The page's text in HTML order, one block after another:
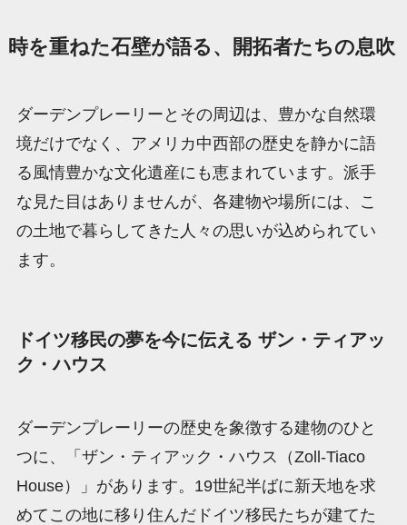
時を重ねた石壁が語る、開拓者たちの息吹
ダーデンプレーリーとその周辺は、豊かな自然環
境だけでなく、アメリカ中西部の歴史を静かに語
る風情豊かな文化遺産にも恵まれています。派手
な見た目はありませんが、各建物や場所には、こ
の土地で暮らしてきた人々の思いが込められてい
ます。
ドイツ移民の夢を今に伝える ザン・ティアッ
ク・ハウス
ダーデンプレーリーの歴史を象徴する建物のひと
つに、「ザン・ティアック・ハウス（Zoll-Tiaco
House）」があります。19世紀半ばに新天地を求
めてこの地に移り住んだドイツ移民たちが建てた